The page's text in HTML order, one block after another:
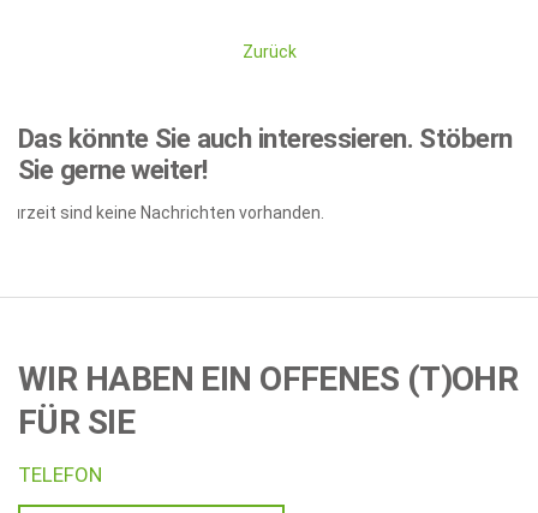
Zurück
Das könnte Sie auch interessieren. Stöbern
Sie gerne weiter!
Zurzeit sind keine Nachrichten vorhanden.
WIR HABEN EIN OFFENES (T)OHR
FÜR SIE
TELEFON